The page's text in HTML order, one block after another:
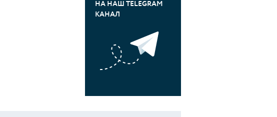
НА НАШ TELEGRAM
КАНАЛ